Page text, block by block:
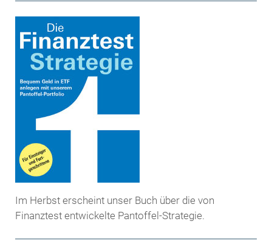
Im Herbst erscheint unser Buch über die von
Finanztest entwickelte Pantoffel-Strategie.